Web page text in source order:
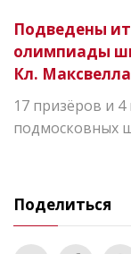
Подведены
олимпиады
Кл. Максвелла
17 призёров и
подмосковных
Поделиться